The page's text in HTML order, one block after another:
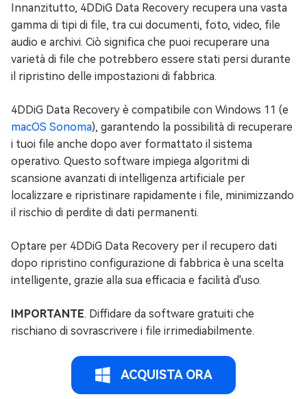
Innanzitutto, 4DDiG Data Recovery recupera una vasta
gamma di tipi di file, tra cui documenti, foto, video, file
audio e archivi. Ciò significa che puoi recuperare una
varietà di file che potrebbero essere stati persi durante
il ripristino delle impostazioni di fabbrica.
4DDiG Data Recovery è compatibile con Windows 11 (e
macOS Sonoma), garantendo la possibilità di recuperare
i tuoi file anche dopo aver formattato il sistema
operativo. Questo software impiega algoritmi di
scansione avanzati di intelligenza artificiale per
localizzare e ripristinare rapidamente i file, minimizzando
il rischio di perdite di dati permanenti.
Optare per 4DDiG Data Recovery per il recupero dati
dopo ripristino configurazione di fabbrica è una scelta
intelligente, grazie alla sua efficacia e facilità d'uso.
IMPORTANTE. Diffidare da software gratuiti che
rischiano di sovrascrivere i file irrimediabilmente.
ACQUISTA ORA